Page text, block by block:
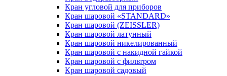
Кран угловой для приборов
Кран шаровой «STANDARD»
Кран шаровой (ZEISSLER)
Кран шаровой латунный
Кран шаровой никелированный
Кран шаровой с накидной гайкой
Кран шаровой с фильтром
Кран шаровой садовый